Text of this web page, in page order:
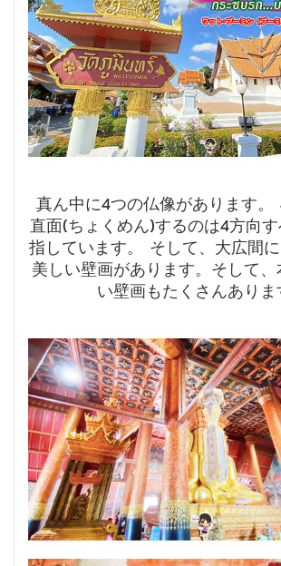
真ん中に4つの仏像があります。
直面(ちょくめん)するのは4方向
指しています。 そして、大広間
美しい壁画があります。そして
い壁画もたくさんありま